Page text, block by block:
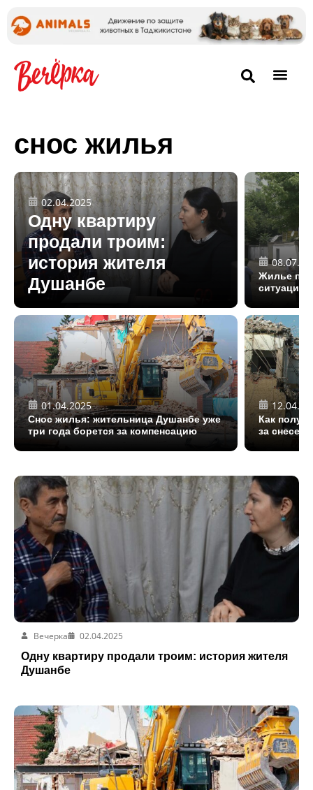
снос жилья
02.04.2025
Одну квартиру
продали троим:
история жителя
Душанбе
01.04.2025
Снос жилья: жительница Душанбе уже
три года борется за компенсацию
Жилье под
ситуацию
Как
за
Вечерка
02.04.2025
Одну квартиру продали троим: история жителя
Душанбе